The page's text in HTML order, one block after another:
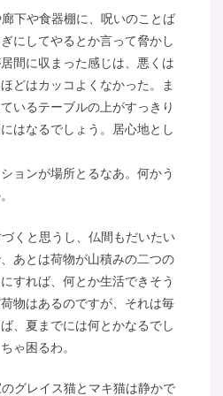
下や食器棚に、呪いのことば
にしてやるとか言って脅かし
間に収まった感じは、悪くは
どはカッコよくなかった。ま
いるテーブルの上がすっきり
はなるでしょう。居心地とし
ョンが場所とるなあ。何かう
くと思うし、仏間もだいたい
あとは荷物が山積みの二つの
すれば、何とか生活できそう
物はあるのですが、それは毎
、夏までには何とかなるでし
ゃ困るわ。
グレイス猫とマキ猫は静かで